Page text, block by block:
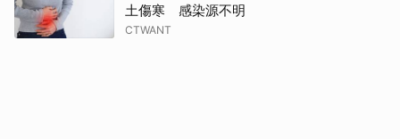
土傷寒 感染源不明
CTWANT